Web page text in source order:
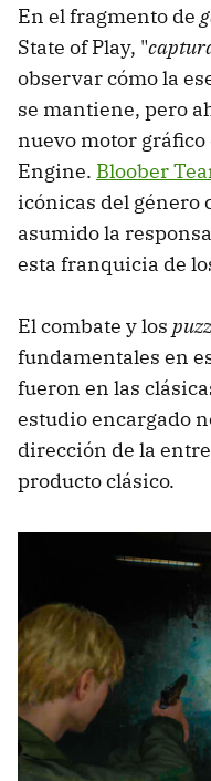
En el fragmento de
State of Play, "
observar cómo la
se mantiene, pero
nuevo motor
Engine. Bloober
icónicas del género
asumido la
esta franquicia de
El combate y los
fundamentales en
fueron en las
estudio encargado
dirección de la
producto clásico.